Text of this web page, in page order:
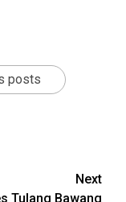
posts
Next
Tulang Bawang